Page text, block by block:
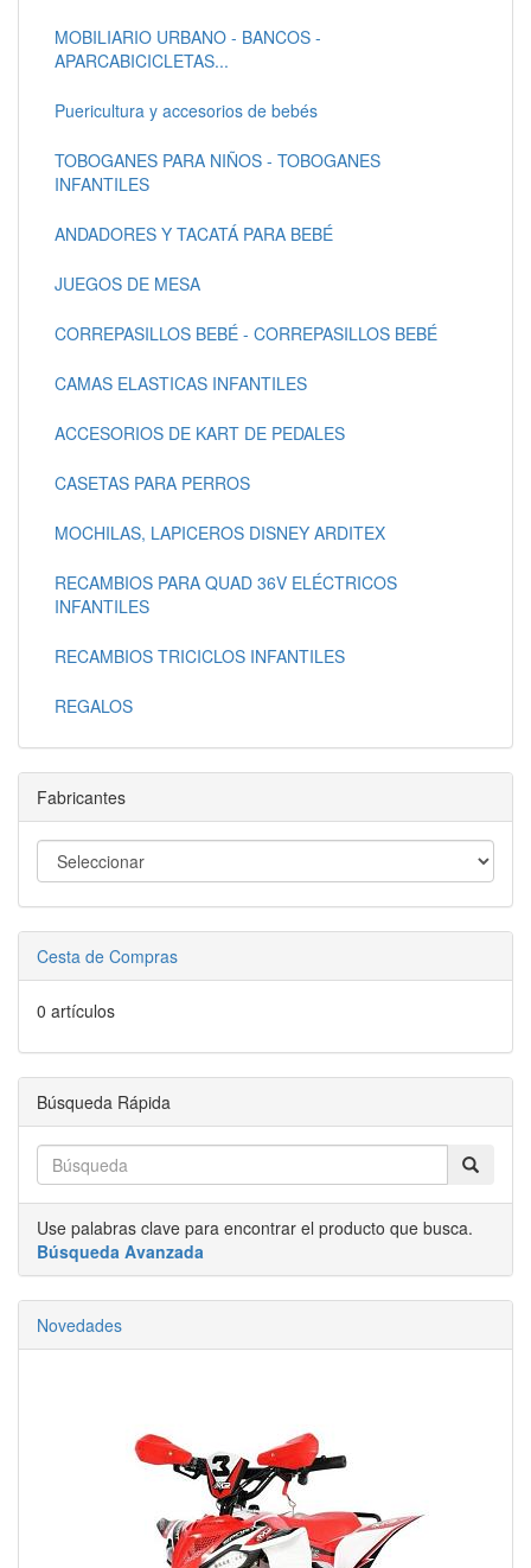
MOBILIARIO URBANO - BANCOS -
APARCABICICLETAS...
Puericultura y accesorios de bebés
TOBOGANES PARA NIÑOS - TOBOGANES
INFANTILES
ANDADORES Y TACATÁ PARA BEBÉ
JUEGOS DE MESA
CORREPASILLOS BEBÉ - CORREPASILLOS BEBÉ
CAMAS ELASTICAS INFANTILES
ACCESORIOS DE KART DE PEDALES
CASETAS PARA PERROS
MOCHILAS, LAPICEROS DISNEY ARDITEX
RECAMBIOS PARA QUAD 36V ELÉCTRICOS
INFANTILES
RECAMBIOS TRICICLOS INFANTILES
REGALOS
Fabricantes
Cesta de Compras
0 artículos
Búsqueda Rápida
Use palabras clave para encontrar el producto que busca.
Búsqueda Avanzada
Novedades